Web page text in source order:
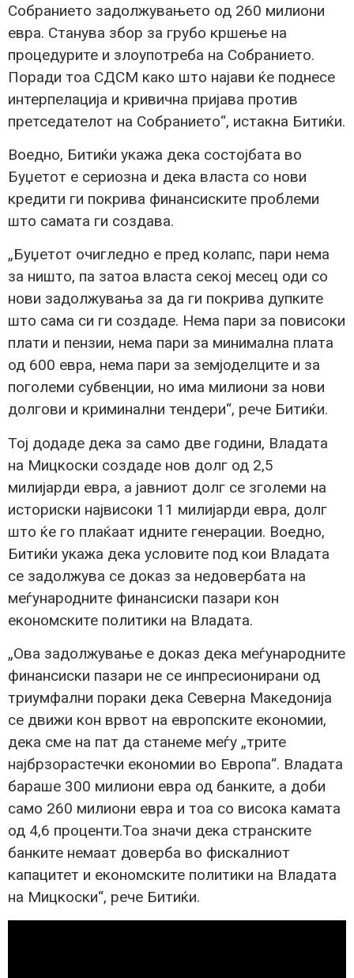
Собранието задолжувањето од 260 милиони
евра. Станува збор за грубо кршење на
процедурите и злоупотреба на Собранието.
Поради тоа СДСМ како што најави ќе поднесе
интерпелација и кривична пријава против
претседателот на Собранието“, истакна Битиќи.
Воедно, Битиќи укажа дека состојбата во
Буџетот е сериозна и дека власта со нови
кредити ги покрива финансиските проблеми
што самата ги создава.
„Буџетот очигледно е пред колапс, пари нема
за ништо, па затоа власта секој месец оди со
нови задолжувања за да ги покрива дупките
што сама си ги создаде. Нема пари за повисоки
плати и пензии, нема пари за минимална плата
од 600 евра, нема пари за земјоделците и за
поголеми субвенции, но има милиони за нови
долгови и криминални тендери“, рече Битиќи.
Тој додаде дека за само две години, Владата
на Мицкоски создаде нов долг од 2,5
милијарди евра, а јавниот долг се зголеми на
историски највисоки 11 милијарди евра, долг
што ќе го плаќаат идните генерации. Воедно,
Битиќи укажа дека условите под кои Владата
се задолжува се доказ за недовербата на
меѓународните финансиски пазари кон
економските политики на Владата.
„Ова задолжување е доказ дека меѓународните
финансиски пазари не се инпресионирани од
триумфални пораки дека Северна Македонија
се движи кон врвот на европските економии,
дека сме на пат да станеме меѓу „трите
најбрзорастечки економии во Европа“. Владата
бараше 300 милиони евра од банките, а доби
само 260 милиони евра и тоа со висока камата
од 4,6 проценти.Тоа значи дека странските
банките немаат доверба во фискалниот
капацитет и економските политики на Владата
на Мицкоски“, рече Битиќи.